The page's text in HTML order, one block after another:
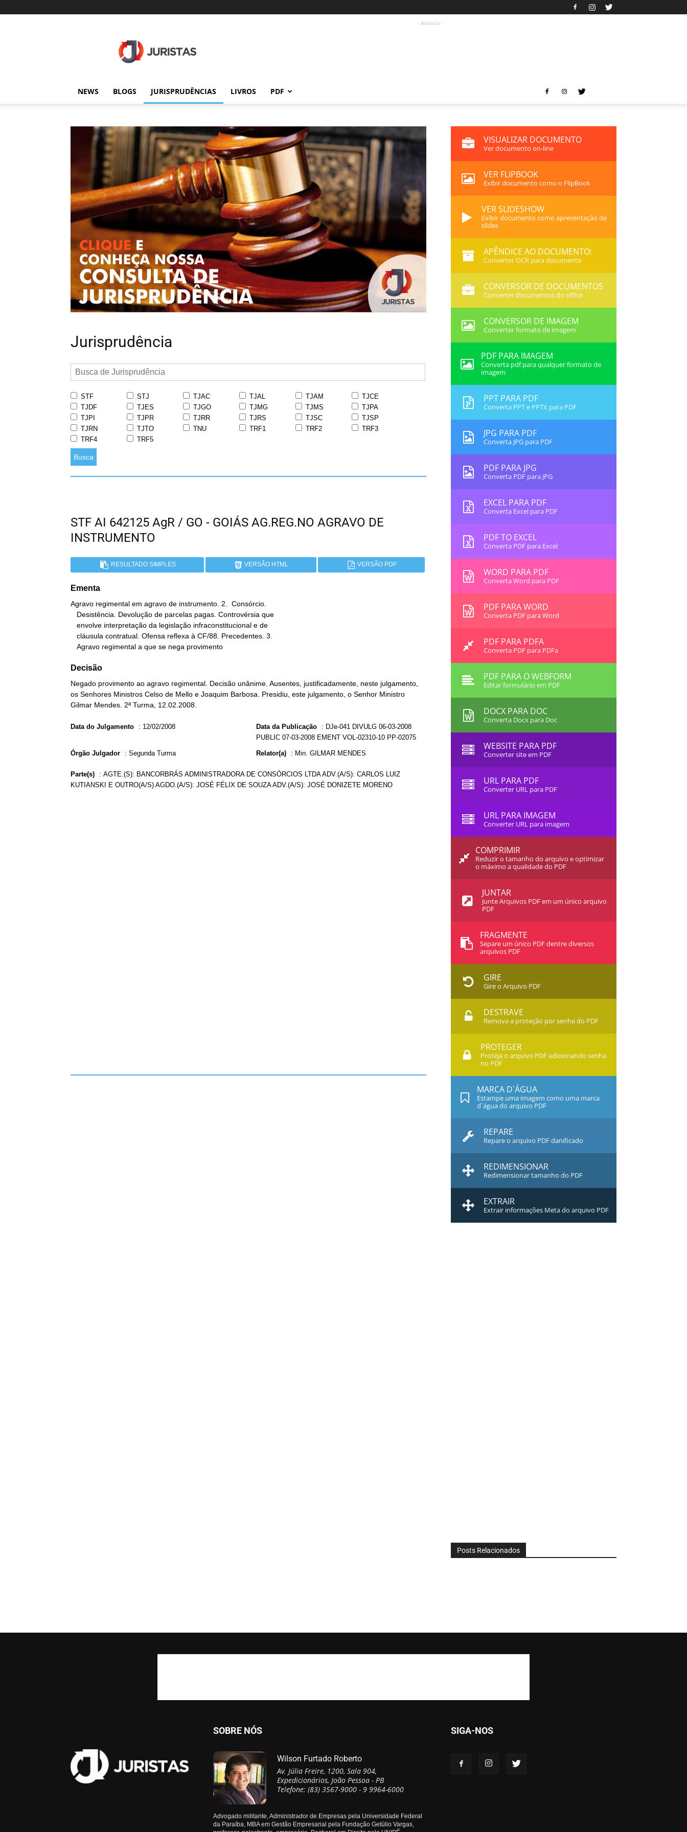
- Anúncio -
NEWS BLOGS JURISPRUDÊNCIAS LIVROS PDF
Jurisprudência
STF STJ TJAC TJAL TJAM
TJCE
TJDF
TJES TJGO TJMG TJMS
TJPA
TJPI
TJPR TJRR TJRS TJSC
TJSP
TJRN
TJTO TNU TRF1 TRF2
TRF3
TRF4
TRF5
Busca
STF AI 642125 AgR / GO - GOIÁS AG.REG.NO AGRAVO DE
INSTRUMENTO
RESULTADO SIMPLES VERSÃO HTML VERSÃO PDF
Ementa
Agravo regimental em agravo de instrumento. 2.  Consórcio.
   Agravo regimental a que se nega provimento
Decisão
Negado provimento ao agravo regimental. Decisão unânime. Ausentes, justificadamente, neste julgamento,
os Senhores Ministros Celso de Mello e Joaquim Barbosa. Presidiu, este julgamento, o Senhor Ministro
Gilmar Mendes. 2ª Turma, 12.02.2008.
Data do Julgamento : 12/02/2008 Data da Publicação : DJe-041 DIVULG 06-03-2008
PUBLIC 07-03-2008 EMENT VOL-02310-10 PP-02075
Órgão Julgador : Segunda Turma Relator(a) : Min. GILMAR MENDES
Parte(s) : AGTE.(S): BANCORBRÁS ADMINISTRADORA DE CONSÓRCIOS LTDA ADV.(A/S): CARLOS LUIZ
KUTIANSKI E OUTRO(A/S) AGDO.(A/S): JOSÉ FÉLIX DE SOUZA ADV.(A/S): JOSÉ DONIZETE MORENO
VISUALIZAR DOCUMENTO
Ver documento on-line
VER FLIPBOOK
Exibir documento como o FlipBook
VER SLIDESHOW
Exibir documento como apresentação de
slides
APÊNDICE AO DOCUMENTO:
Converter OCR para documento
CONVERSOR DE DOCUMENTOS
Converter documentos do office
CONVERSOR DE IMAGEM
Converter formato de imagem
PDF PARA IMAGEM
Converta pdf para qualquer formato de
imagem
PPT PARA PDF
Converta PPT e PPTX para PDF
JPG PARA PDF
Converta JPG para PDF
PDF PARA JPG
Converta PDF para JPG
EXCEL PARA PDF
Converta Excel para PDF
PDF TO EXCEL
Converta PDF para Excel
WORD PARA PDF
Converta Word para PDF
PDF PARA WORD
Converta PDF para Word
PDF PARA PDFA
Converta PDF para PDFa
PDF PARA O WEBFORM
Editar formulário em PDF
DOCX PARA DOC
Converta Docx para Doc
WEBSITE PARA PDF
Converter site em PDF
URL PARA PDF
Converter URL para PDF
URL PARA IMAGEM
Converter URL para imagem
COMPRIMIR
Reduzir o tamanho do arquivo e optimizar
o máximo a qualidade do PDF
JUNTAR
Junte Arquivos PDF em um único arquivo
PDF
FRAGMENTE
Separe um único PDF dentre diversos
arquivos PDF
GIRE
Gire o Arquivo PDF
DESTRAVE
Remova a proteção por senha do PDF
PROTEGER
Proteja o arquivo PDF adicionando senha
no PDF
MARCA D`ÁGUA
Estampe uma imagem como uma marca
d`água do arquivo PDF
REPARE
Repare o arquivo PDF danificado
REDIMENSIONAR
Redimensionar tamanho do PDF
EXTRAIR
Extrair informações Meta do arquivo PDF
Posts Relacionados
SOBRE NÓS
Wilson Furtado Roberto
Av. Júlia Freire, 1200, Sala 904,
Expedicionários, João Pessoa - PB
Telefone: (83) 3567-9000 - 9 9964-6000
Advogado militante, Administrador de Empresas pela Universidade Federal
da Paraíba, MBA em Gestão Empresarial pela Fundação Getúlio Vargas,
SIGA-NOS